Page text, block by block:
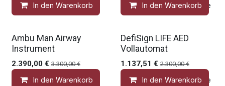
In den Warenkorb Auf die Wunschliste
In den Warenkorb
Gratis Zubehör
Ambu Man Airway
Instrument
2.390,00 € 3.300,00€
In den Warenkorb Auf die Wunschliste
Gratis Zubehör
DefiSign LIFE AED
Vollautomat
1.137,51 € 2.300,00€
In den Warenkorb